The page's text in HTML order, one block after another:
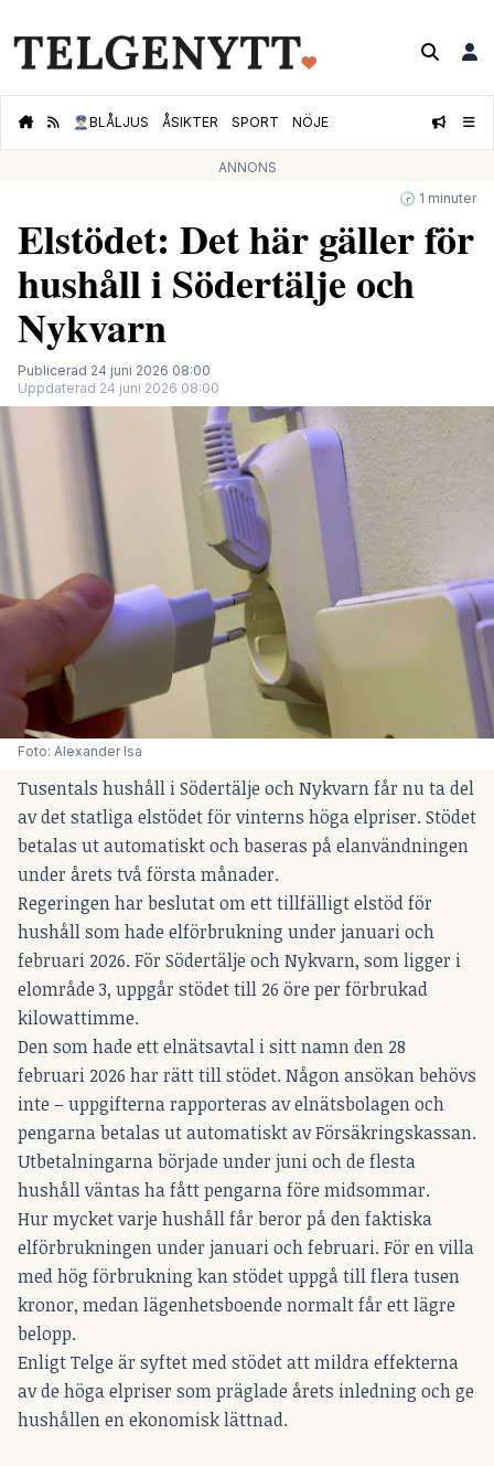
👮🏻‍♂️BLÅLJUS ÅSIKTER SPORT NÖJE
ANNONS
🕝 1 minuter
Elstödet: Det här gäller för
hushåll i Södertälje och
Nykvarn
Publicerad 24 juni 2026 08:00
Uppdaterad 24 juni 2026 08:00
Foto: Alexander Isa
Tusentals hushåll i Södertälje och Nykvarn får nu ta del
av det statliga elstödet för vinterns höga elpriser. Stödet
betalas ut automatiskt och baseras på elanvändningen
under årets två första månader.
Regeringen har beslutat om ett tillfälligt elstöd för
hushåll som hade elförbrukning under januari och
februari 2026. För Södertälje och Nykvarn, som ligger i
elområde 3, uppgår stödet till 26 öre per förbrukad
kilowattimme.
Den som hade ett elnätsavtal i sitt namn den 28
februari 2026 har rätt till stödet. Någon ansökan behövs
inte – uppgifterna rapporteras av elnätsbolagen och
pengarna betalas ut automatiskt av Försäkringskassan.
Utbetalningarna började under juni och de flesta
hushåll väntas ha fått pengarna före midsommar.
Hur mycket varje hushåll får beror på den faktiska
elförbrukningen under januari och februari. För en villa
med hög förbrukning kan stödet uppgå till flera tusen
kronor, medan lägenhetsboende normalt får ett lägre
belopp.
Enligt Telge är syftet med stödet att mildra effekterna
av de höga elpriser som präglade årets inledning och ge
hushållen en ekonomisk lättnad.